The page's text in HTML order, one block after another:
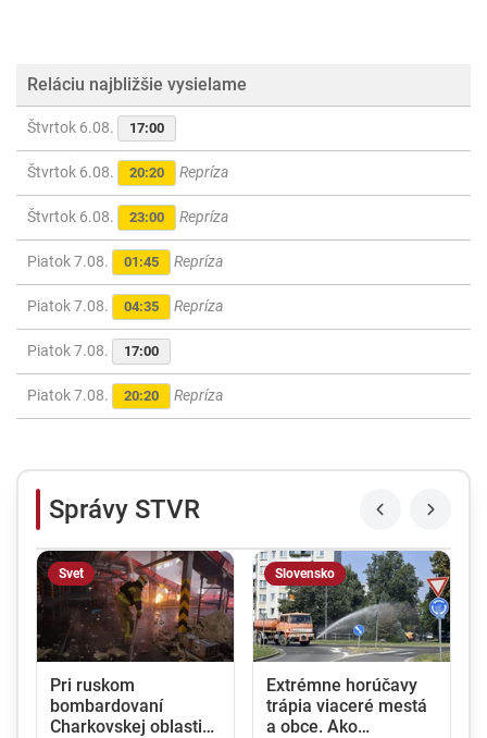
Reláciu najbližšie vysielame
Štvrtok 6.08. 17:00
Štvrtok 6.08. 20:20 Repríza
Štvrtok 6.08. 23:00 Repríza
Piatok 7.08. 01:45 Repríza
Piatok 7.08. 04:35 Repríza
Piatok 7.08. 17:00
Piatok 7.08. 20:20 Repríza
Správy STVR
Svet
Pri ruskom
bombardovaní
Charkovskej oblasti
Slovensko
Extrémne horúčavy
trápia viaceré mestá
a obce. Ako